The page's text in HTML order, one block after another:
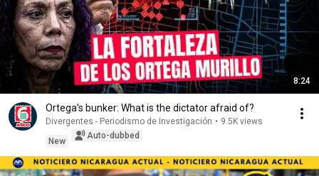
8:24
Ortega’s bunker: What is the dictator afraid of?
Divergentes - Periodismo de Investigación • 9.5K views
New
Auto-dubbed